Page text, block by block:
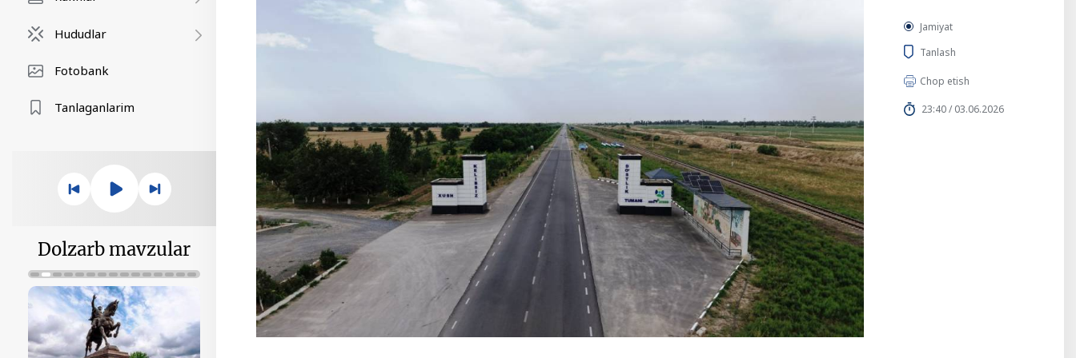
Hududlar
Fotobank
Tanlaganlarim
Dolzarb mavzular
Jamiyat
Tanlash
Chop etish
23:40 / 03.06.2026